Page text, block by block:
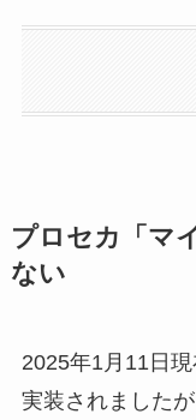
プロセカ「マ
ない
2025年1月11日
実装されましたが